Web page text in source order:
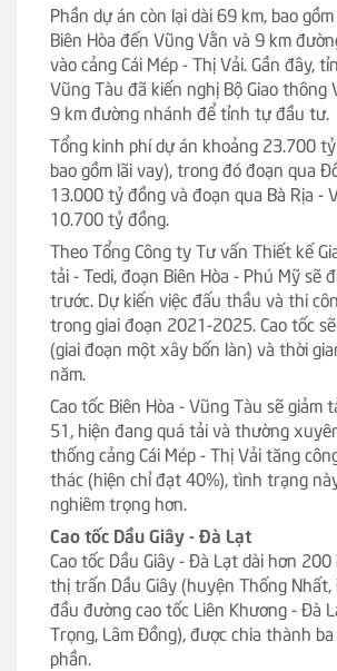
Phần dự án còn lại dài 69 km, bao
Biên Hòa đến Vũng Vằn và 9 km
vào cảng Cái Mép - Thị Vải. Gần đây,
Vũng Tàu đã kiến nghị Bộ Giao thông
9 km đường nhánh để tỉnh tự đầu tư.
Tổng kinh phí dự án khoảng 23.700
bao gồm lãi vay), trong đó đoạn qua
13.000 tỷ đồng và đoạn qua Bà Rịa -
10.700 tỷ đồng.
Theo Tổng Công ty Tư vấn Thiết kế
tải - Tedi, đoạn Biên Hòa - Phú Mỹ sẽ
trước. Dự kiến việc đấu thầu và thi
trong giai đoạn 2021-2025. Cao tốc
(giai đoạn một xây bốn làn) và thời
năm.
Cao tốc Biên Hòa - Vũng Tàu sẽ giảm
51, hiện đang quá tải và thường
thống cảng Cái Mép - Thị Vải tăng
thác (hiện chỉ đạt 40%), tình trạng
nghiêm trọng hơn.
Cao tốc Dầu Giây - Đà Lạt
Cao tốc Dầu Giây - Đà Lạt dài hơn
thị trấn Dầu Giây (huyện Thống Nhất,
đầu đường cao tốc Liên Khương - Đà
Trọng, Lâm Đồng), được chia thành
phần.